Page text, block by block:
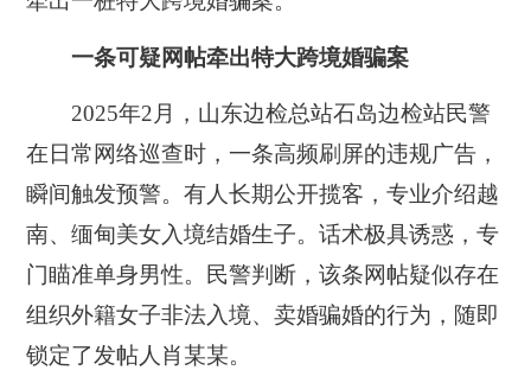
一条可疑网帖牵出特大跨境婚骗案
2025年2月，山东边检总站石岛边检站民警
在日常网络巡查时，一条高频刷屏的违规广告，
瞬间触发预警。有人长期公开揽客，专业介绍越
南、缅甸美女入境结婚生子。话术极具诱惑，专
门瞄准单身男性。民警判断，该条网帖疑似存在
组织外籍女子非法入境、卖婚骗婚的行为，随即
锁定了发帖人肖某某。